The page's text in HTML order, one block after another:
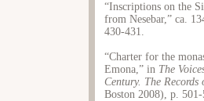
“Inscriptions on the
from Nesebar,” ca.
430-431.
“Charter for the
Emona,” in The
Century. The
Boston 2008), p.